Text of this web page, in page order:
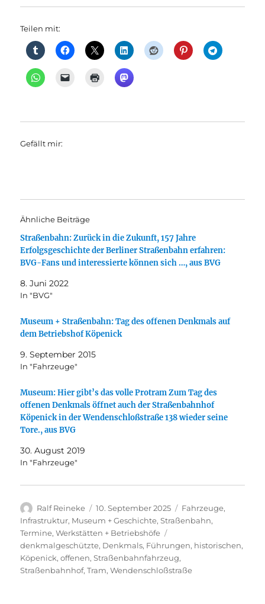
Teilen mit:
Gefällt mir:
Ähnliche Beiträge
Straßenbahn: Zurück in die Zukunft, 157 Jahre
Erfolgsgeschichte der Berliner Straßenbahn erfahren:
BVG-Fans und interessierte können sich …, aus BVG
8. Juni 2022
In "BVG"
Museum + Straßenbahn: Tag des offenen Denkmals auf
dem Betriebshof Köpenick
9. September 2015
In "Fahrzeuge"
Museum: Hier gibt’s das volle Protram Zum Tag des
offenen Denkmals öffnet auch der Straßenbahnhof
Köpenick in der Wendenschloßstraße 138 wieder seine
Tore., aus BVG
30. August 2019
In "Fahrzeuge"
Autor
Ralf Reineke
Veröffentlicht
am
10. September 2025 Kategorien
Fahrzeuge,
Infrastruktur, Museum + Geschichte,Straßenbahn,
Termine,Werkstätten + Betriebshöfe
denkmalgeschützte, Denkmals, Führungen, historischen,
Köpenick,offenen,Straßenbahnfahrzeug,
Straßenbahnhof,Tram,Wendenschloßstraße